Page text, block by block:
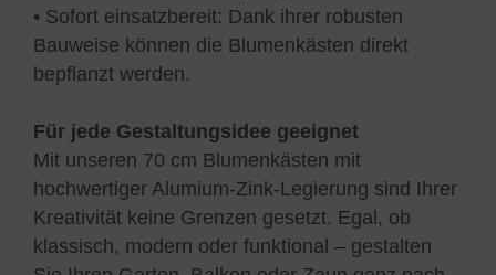
• Sofort einsatzbereit: Dank ihrer robusten
Bauweise können die Blumenkästen direkt
bepflanzt werden.
Für jede Gestaltungsidee geeignet
Mit unseren 70 cm Blumenkästen mit
hochwertiger Alumium-Zink-Legierung sind Ihrer
Kreativität keine Grenzen gesetzt. Egal, ob
klassisch, modern oder funktional – gestalten